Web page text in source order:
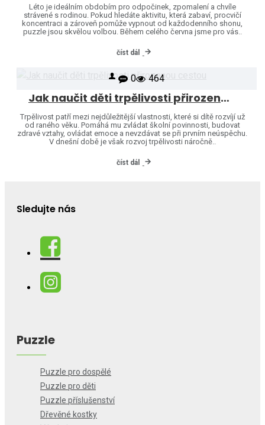
Léto je ideálním obdobím pro odpočinek, zpomalení a chvíle
strávené s rodinou. Pokud hledáte aktivitu, která zabaví, procvičí
koncentraci a zároveň pomůže vypnout od každodenního shonu,
puzzle jsou skvělou volbou. Během celého června jsme pro vás..
číst dál
0 464
Jak naučit děti trpělivosti přirozenou cestou
Trpělivost patří mezi nejdůležitější vlastnosti, které si dítě rozvíjí už
od raného věku. Pomáhá mu zvládat školní povinnosti, budovat
zdravé vztahy, ovládat emoce a nevzdávat se při prvním neúspěchu.
V dnešní době je však rozvoj trpělivosti náročně..
číst dál
Sledujte nás
Puzzle
Puzzle pro dospělé
Puzzle pro děti
Puzzle příslušenství
Dřevěné kostky